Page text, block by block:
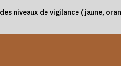
niveaux de vigilance (jaune,